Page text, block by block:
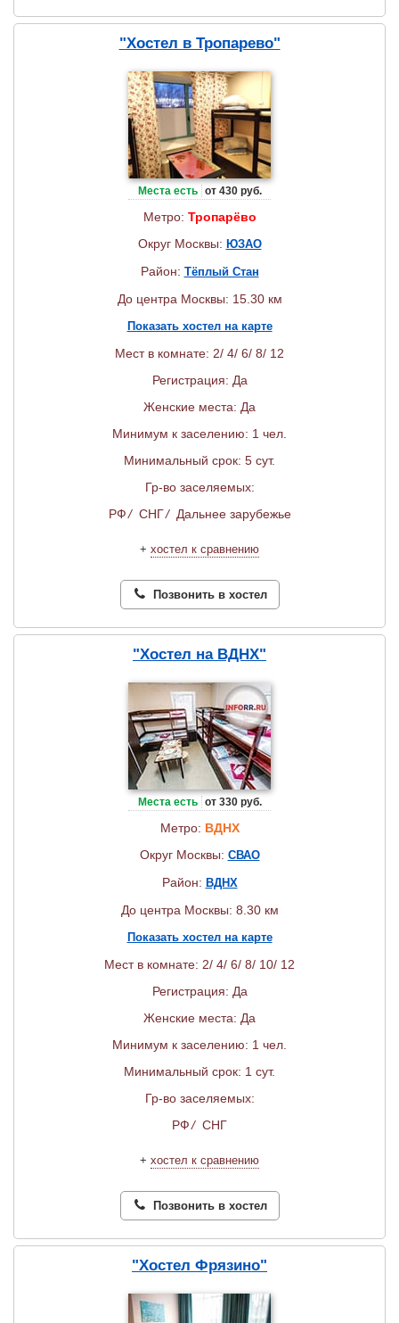
"Хостел в Тропарево"
Места есть от 430 руб.
Метро: Тропарёво
Округ Москвы: ЮЗАО
Район: Тёплый Стан
До центра Москвы: 15.30 км
Показать хостел на карте
Мест в комнате: 2/ 4/ 6/ 8/ 12
Регистрация: Да
Женские места: Да
Минимум к заселению: 1 чел.
Минимальный срок: 5 сут.
Гр-во заселяемых:
РФ/ СНГ/ Дальнее зарубежье
+ хостел к сравнению
Позвонить в хостел
"Хостел на ВДНХ"
Места есть от 330 руб.
Метро: ВДНХ
Округ Москвы: СВАО
Район: ВДНХ
До центра Москвы: 8.30 км
Показать хостел на карте
Мест в комнате: 2/ 4/ 6/ 8/ 10/ 12
Регистрация: Да
Женские места: Да
Минимум к заселению: 1 чел.
Минимальный срок: 1 сут.
Гр-во заселяемых:
РФ/ СНГ
+ хостел к сравнению
Позвонить в хостел
"Хостел Фрязино"